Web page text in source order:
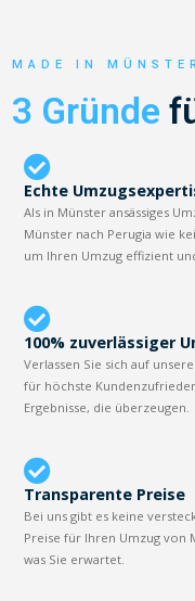
MADE IN
3 Gründe
Echte
Als in Münster ansässiges
Münster nach Perugia wie
um Ihren Umzug effizient
100% zuverlässiger
Verlassen Sie sich auf
für höchste
Ergebnisse, die überzeugen.
Transparente Preise
Bei uns gibt es keine
Preise für Ihren Umzug von
was Sie erwartet.